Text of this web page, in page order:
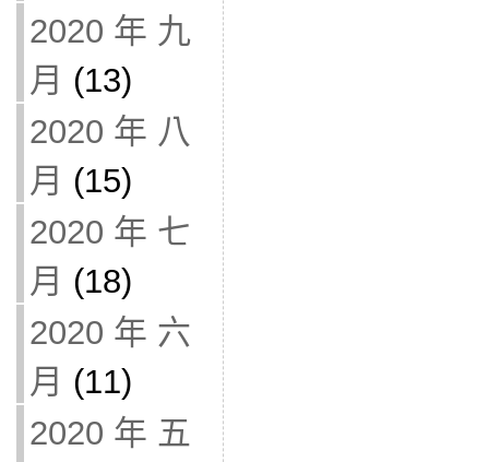
2020 年 九
月 (13)
2020 年 八
月 (15)
2020 年 七
月 (18)
2020 年 六
月 (11)
2020 年 五